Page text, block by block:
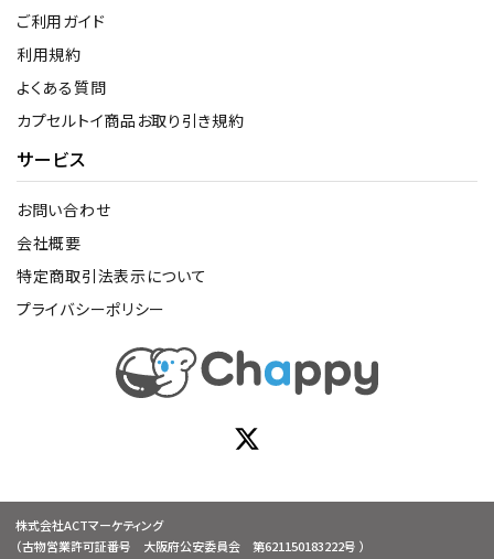
ご利用ガイド
利用規約
よくある質問
カプセルトイ商品お取り引き規約
サービス
お問い合わせ
会社概要
特定商取引法表示について
プライバシーポリシー
株式会社ACTマーケティング
（古物営業許可証番号 大阪府公安委員会 第621150183222号 ）